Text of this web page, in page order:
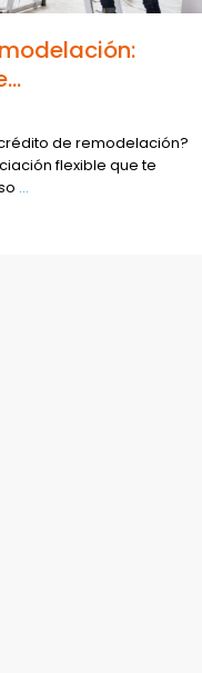
de remodelación?
flexible que te
...